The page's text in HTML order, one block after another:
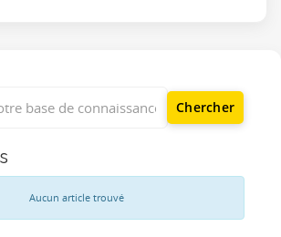
Aucun article trouvé